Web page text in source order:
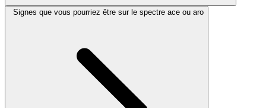
Signes que vous pourriez être sur le spectre ace ou aro